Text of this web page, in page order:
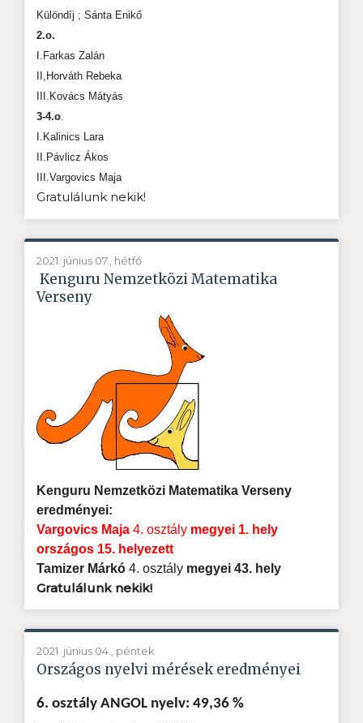
Különdíj ; Sánta Enikő
2.o.
I.Farkas Zalán
II,Horváth Rebeka
III.Kovács Mátyás
3-4.o
I.Kalinics Lara
II.Pávlicz Ákos
III.Vargovics Maja
Gratulálunk nekik!
2021. június 07., hétfő
Kenguru Nemzetközi Matematika
Verseny
Kenguru Nemzetközi Matematika Verseny
eredményei:
Vargovics Maja 4. osztály megyei 1. hely
országos 15. helyezett
Tamizer Márkó 4. osztály megyei 43. hely
Gratulálunk nekik!
2021. június 04., péntek
Országos nyelvi mérések eredményei
6. osztály ANGOL nyelv: 49,36 %